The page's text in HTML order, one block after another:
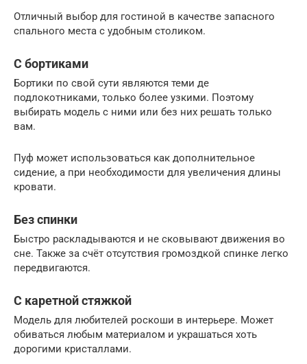
Отличный выбор для гостиной в качестве запасного
спального места с удобным столиком.
С бортиками
Бортики по свой сути являются теми де
подлокотниками, только более узкими. Поэтому
выбирать модель с ними или без них решать только
вам.
Пуф может использоваться как дополнительное
сидение, а при необходимости для увеличения длины
кровати.
Без спинки
Быстро раскладываются и не сковывают движения во
сне. Также за счёт отсутствия громоздкой спинке легко
передвигаются.
С каретной стяжкой
Модель для любителей роскоши в интерьере. Может
обиваться любым материалом и украшаться хоть
дорогими кристаллами.